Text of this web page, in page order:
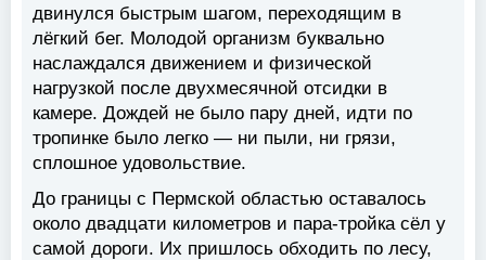
двинулся быстрым шагом, переходящим в
лёгкий бег. Молодой организм буквально
наслаждался движением и физической
нагрузкой после двухмесячной отсидки в
камере. Дождей не было пару дней, идти по
тропинке было легко — ни пыли, ни грязи,
сплошное удовольствие.
До границы с Пермской областью оставалось
около двадцати километров и пара-тройка сёл у
самой дороги. Их пришлось обходить по лесу,